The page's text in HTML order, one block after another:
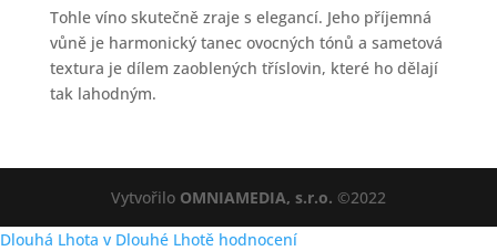
Tohle víno skutečně zraje s elegancí. Jeho příjemná
vůně je harmonický tanec ovocných tónů a sametová
textura je dílem zaoblených tříslovin, které ho dělají
tak lahodným.
Vytvořilo OMNIAMEDIA, s.r.o. ©2022
Dlouhá Lhota v Dlouhé Lhotě hodnocení